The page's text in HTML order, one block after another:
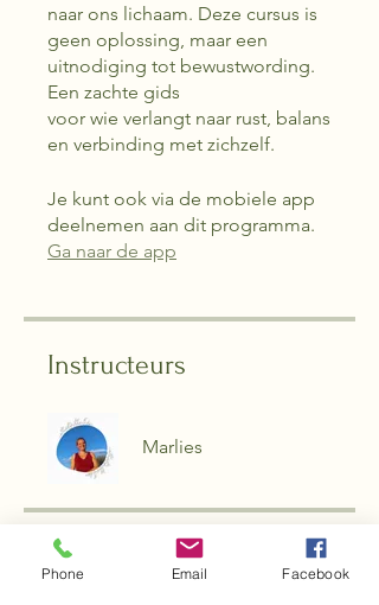
naar ons lichaam. Deze cursus is
geen oplossing, maar een
uitnodiging tot bewustwording.
Een zachte gids
voor wie verlangt naar rust, balans
en verbinding met zichzelf.
Je kunt ook via de mobiele app
deelnemen aan dit programma.
Ga naar de app
Instructeurs
Marlies
Prijs
Phone Email Facebook